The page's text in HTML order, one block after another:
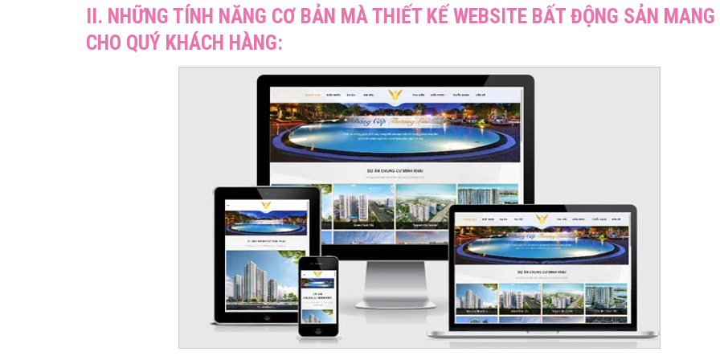
II. NHỮNG TÍNH NĂNG CƠ BẢN MÀ THIẾT KẾ WEBSITE BẤT ĐỘNG SẢN
CHO QUÝ KHÁCH HÀNG: